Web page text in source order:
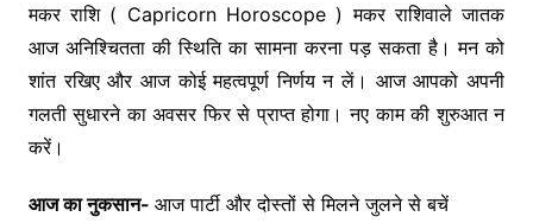
मकर राशि ( Capricorn Horoscope ) मकर राशिवाले जातक
आज अनिश्चितता की स्थिति का सामना करना पड़ सकता है। मन को
शांत रखिए और आज कोई महत्वपूर्ण निर्णय न लें। आज आपको अपनी
गलती सुधारने का अवसर फिर से प्राप्त होगा। नए काम की शुरुआत न
करें।
आज का नुकसान- आज पार्टी और दोस्तों से मिलने जुलने से बचें